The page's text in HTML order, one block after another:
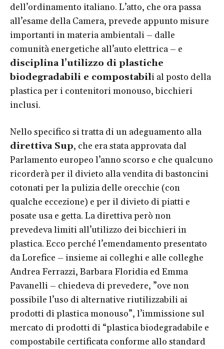
dell’ordinamento italiano. L’atto, che ora passa
all’esame della Camera, prevede appunto misure
importanti in materia ambientali – dalle
comunità energetiche all’auto elettrica – e
disciplina l’utilizzo di plastiche
biodegradabili e compostabili al posto della
plastica per i contenitori monouso, bicchieri
inclusi.
Nello specifico si tratta di un adeguamento alla
direttiva Sup, che era stata approvata dal
Parlamento europeo l’anno scorso e che qualcuno
ricorderà per il divieto alla vendita di bastoncini
cotonati per la pulizia delle orecchie (con
qualche eccezione) e per il divieto di piatti e
posate usa e getta. La direttiva però non
prevedeva limiti all’utilizzo dei bicchieri in
plastica. Ecco perché l’emendamento presentato
da Lorefice – insieme ai colleghi e alle colleghe
Andrea Ferrazzi, Barbara Floridia ed Emma
Pavanelli – chiedeva di prevedere, ”ove non
possibile l’uso di alternative riutilizzabili ai
prodotti di plastica monouso”, l’immissione sul
mercato di prodotti di “plastica biodegradabile e
compostabile certificata conforme allo standard